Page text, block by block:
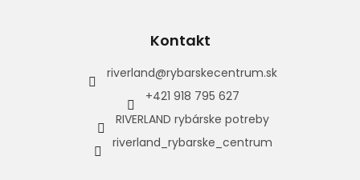
Kontakt
riverland@rybarskecentrum.sk
+421 918 795 627
RIVERLAND rybárske potreby
riverland_rybarske_centrum